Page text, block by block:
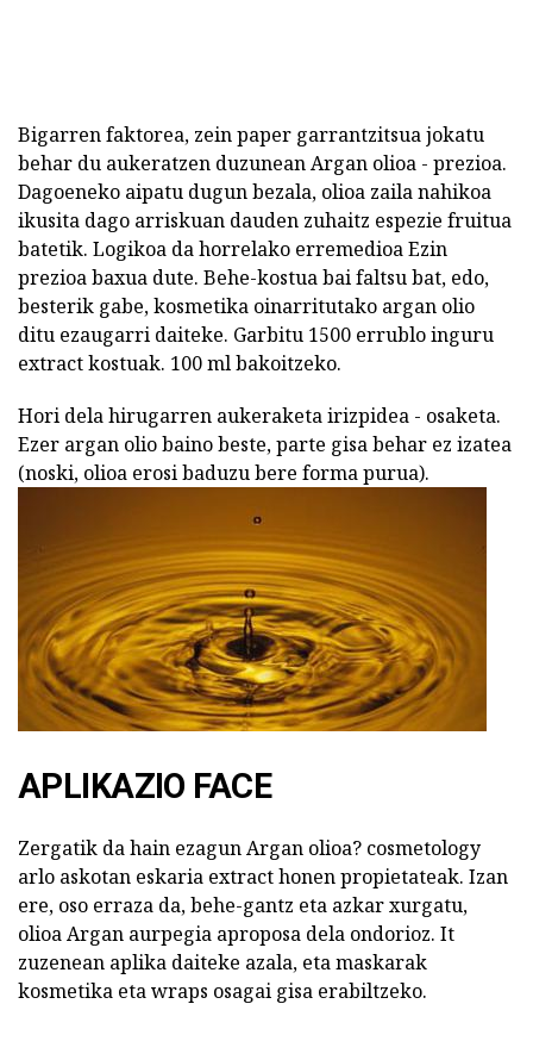
Bigarren faktorea, zein paper garrantzitsua jokatu
behar du aukeratzen duzunean Argan olioa - prezioa.
Dagoeneko aipatu dugun bezala, olioa zaila nahikoa
ikusita dago arriskuan dauden zuhaitz espezie fruitua
batetik. Logikoa da horrelako erremedioa Ezin
prezioa baxua dute. Behe-kostua bai faltsu bat, edo,
besterik gabe, kosmetika oinarritutako argan olio
ditu ezaugarri daiteke. Garbitu 1500 errublo inguru
extract kostuak. 100 ml bakoitzeko.
Hori dela hirugarren aukeraketa irizpidea - osaketa.
Ezer argan olio baino beste, parte gisa behar ez izatea
(noski, olioa erosi baduzu bere forma purua).
APLIKAZIO FACE
Zergatik da hain ezagun Argan olioa? cosmetology
arlo askotan eskaria extract honen propietateak. Izan
ere, oso erraza da, behe-gantz eta azkar xurgatu,
olioa Argan aurpegia aproposa dela ondorioz. It
zuzenean aplika daiteke azala, eta maskarak
kosmetika eta wraps osagai gisa erabiltzeko.